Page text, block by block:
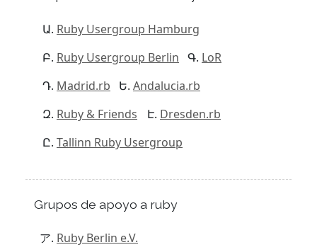
Ruby Usergroup Hamburg
Ruby Usergroup Berlin
LoR
Madrid.rb
Andalucia.rb
Ruby & Friends
Dresden.rb
Tallinn Ruby Usergroup
Grupos de apoyo a ruby
Ruby Berlin e.V.